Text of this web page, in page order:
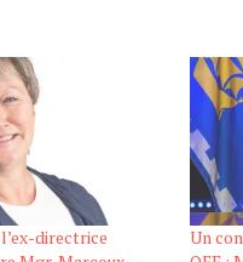
directrice
Un